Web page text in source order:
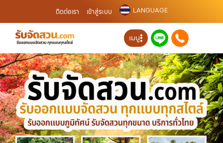
ติดต่อเรา เข้าสู่ระบบ LANGUAGE
เมนู